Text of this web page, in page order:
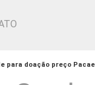
para doação preço